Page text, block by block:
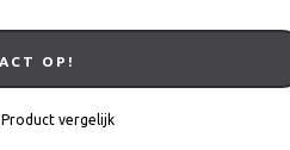
OP!
Product vergelijk